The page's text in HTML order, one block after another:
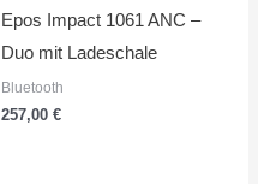
Epos Impact 1061 ANC –
Duo mit Ladeschale
Bluetooth
257,00 €